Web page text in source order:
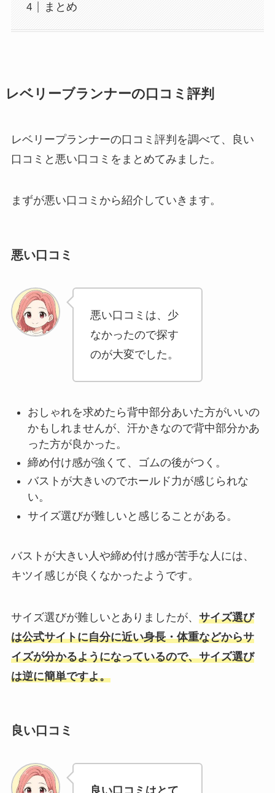
まとめ
レベリーブランナーの口コミ評判
レベリープランナーの口コミ評判を調べて、良い
口コミと悪い口コミをまとめてみました。
まずが悪い口コミから紹介していきます。
悪い口コミ
悪い口コミは、少
なかったので探す
のが大変でした。
おしゃれを求めたら背中部分あいた方がいいの
かもしれませんが、汗かきなので背中部分かあ
った方が良かった。
締め付け感が強くて、ゴムの後がつく。
バストが大きいのでホールド力が感じられな
い。
サイズ選びが難しいと感じることがある。
バストが大きい人や締め付け感が苦手な人には、
キツイ感じが良くなかったようです。
サイズ選びが難しいとありましたが、 サイズ選び
は公式サイトに自分に近い身長・体重などからサ
イズが分かるようになっているので、サイズ選び
は逆に簡単ですよ。
良い口コミ
良い口コミはとて